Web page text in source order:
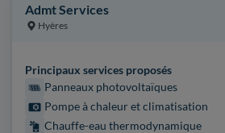
Admt Services
Hyères
Principaux services proposés
Panneaux photovoltaïques
Pompe à chaleur et climatisation
Chauffe-eau thermodynamique